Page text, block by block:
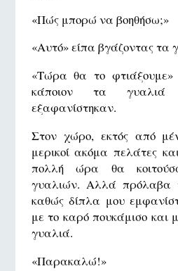
«Πώς μπορώ να βοηθήσω;»
«Αυτό» είπα βγάζοντας τα
«Τώρα θα το
κάποιον τα
εξαφανίστηκαν.
Στον χώρο, εκτός από
μερικοί ακόμα πελάτες
πολλή ώρα θα
γυαλιών. Αλλά πρόλαβα
καθώς δίπλα μου
με το καρό πουκάμισο και
γυαλιά.
«Παρακαλώ!»